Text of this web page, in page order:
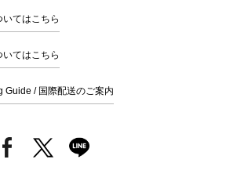
てはこちら
てはこちら
Guide / 国際配送のご案内